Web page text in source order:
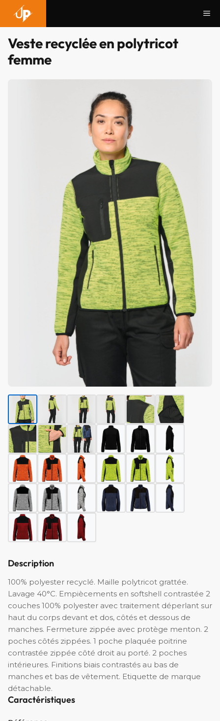
contenu
Veste recyclée en polytricot
femme
Description
100% polyester recyclé. Maille polytricot grattée.
Lavage 40°C. Empiècements en softshell contrastée 2
couches 100% polyester avec traitement déperlant sur
haut du corps devant et dos, côtés et dessous de
manches. Fermeture zippée avec protège menton. 2
poches côtés zippées. 1 poche plaquée poitrine
contrastée zippée côté droit au porté. 2 poches
intérieures. Finitions biais contrastés au bas de
manches et bas de vêtement. Etiquette de marque
détachable.
Caractéristiques